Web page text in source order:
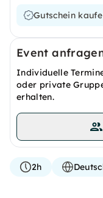
Gutschein
Event
Individuelle
oder private
erhalten.
2h